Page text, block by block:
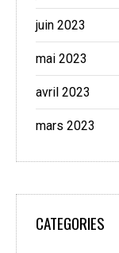
juin 2023
mai 2023
avril 2023
mars 2023
CATEGORIES